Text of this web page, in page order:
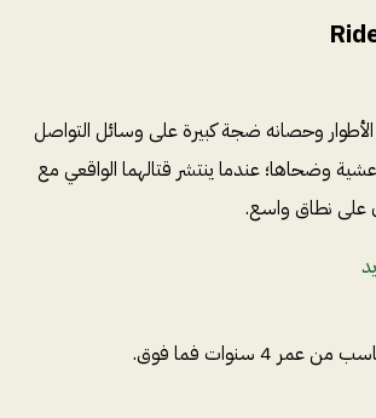
وحصانه ضجة كبيرة على وسائل التواصل
وضحاها؛ عندما ينتشر قتالهما الواقعي مع
على نطاق واسع.
من عمر 4 سنوات فما فوق.